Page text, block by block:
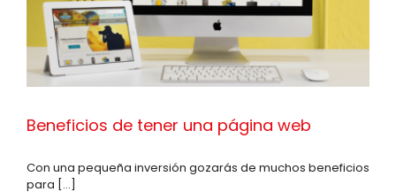
Beneficios de tener una página web
Con una pequeña inversión gozarás de muchos beneficios
para [...]